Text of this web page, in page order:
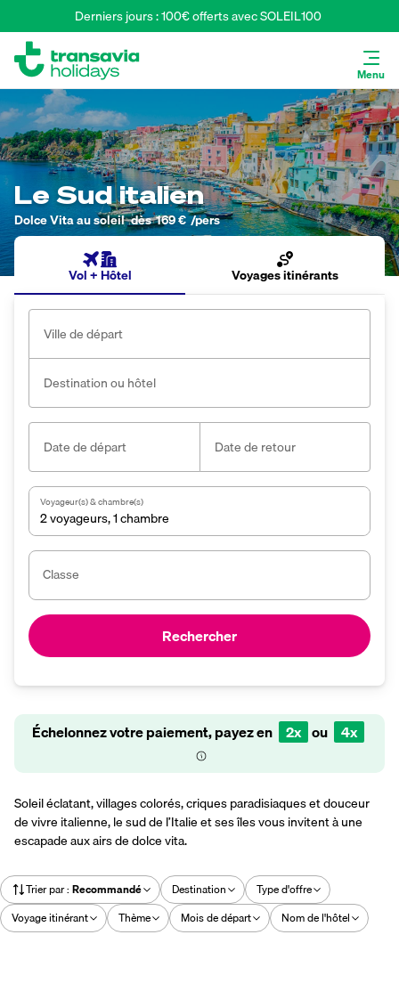
Derniers jours : 100€ offerts avec SOLEIL100
Menu
Le Sud italien
Dolce Vita au soleil dès 169 € /pers
Vol + Hôtel Voyages itinérants
Ville de départ
Destination ou hôtel
Date de départ Date de retour
Voyageur(s) & chambre(s)
2 voyageurs,1 chambre
Classe
Rechercher
Échelonnez votre paiement, payez en 2x ou 4x
Soleil éclatant, villages colorés, criques paradisiaques et douceur
de vivre italienne, le sud de l’Italie et ses îles vous invitent à une
escapade aux airs de dolce vita.
Trier par: Recommandé Destination
Type d'offre
Voyage itinérant
Thème Mois de départ Nom de l'hôtel